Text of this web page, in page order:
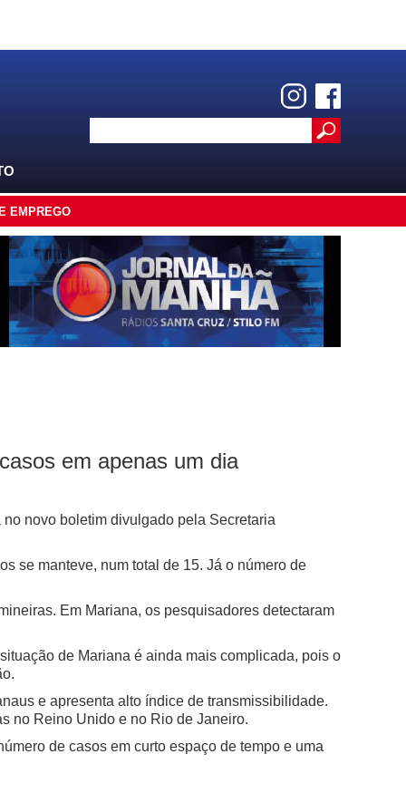
EMPREGO
em apenas um dia
novo boletim divulgado pela Secretaria
se manteve, num total de 15. Já o número de
Em Mariana, os pesquisadores detectaram
de Mariana é ainda mais complicada, pois o
e apresenta alto índice de transmissibilidade.
no Reino Unido e no Rio de Janeiro.
de casos em curto espaço de tempo e uma